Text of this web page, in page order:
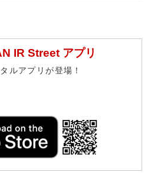
IR Street アプリ
ルアプリが登場！